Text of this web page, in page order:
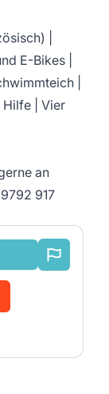
|
E-Bikes |
|
Hilfe | Vier
an
917